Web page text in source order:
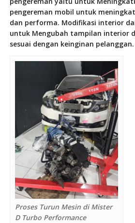
pengereman mobil untuk
dan performa. Modifikasi interior
untuk Mengubah tampilan interior
sesuai dengan keinginan pelanggan.
Proses Turun Mesin di Mister
D Turbo Performance